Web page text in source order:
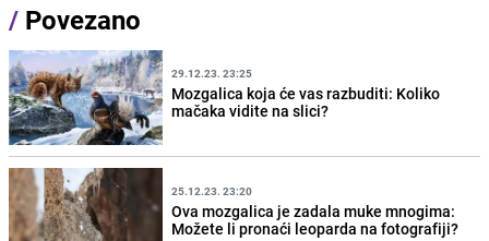
/ Povezano
29.12.23. 23:25
Mozgalica koja će vas razbuditi: Koliko
mačaka vidite na slici?
25.12.23. 23:20
Ova mozgalica je zadala muke mnogima:
Možete li pronaći leoparda na fotografiji?